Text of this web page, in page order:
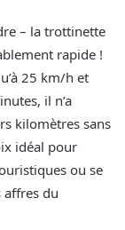
– la trottinette
rapide !
25 km/h et
il n’a
kilomètres sans
idéal pour
ou se
affres du